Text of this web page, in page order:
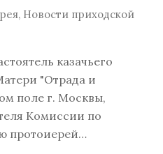
, Новости приходской
казачьего
"Отрада и
поле г. Москвы,
Комиссии по
протоиерей…